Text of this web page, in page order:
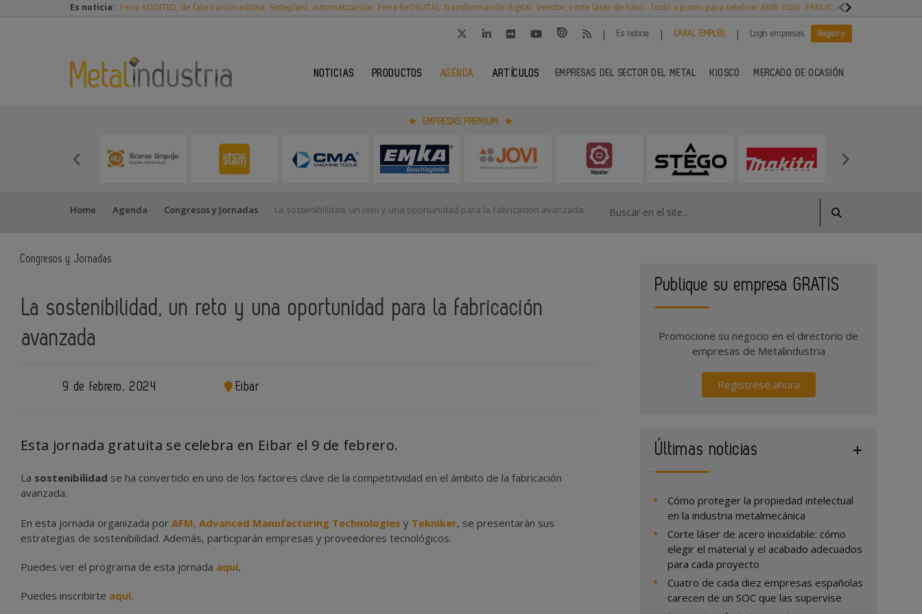
Es noticia: Feria ADDITED, de fabricación aditiva Sisteplant, automatización Feria BeDIGITAL: transformación digital Veedor, corte láser de tubo Todo a punto para celebrar AMB 2026 FANUC, colaboración con
| Es noticia | CANAL EMPLEO | Login empresas Registro
NOTICIAS PRODUCTOS AGENDA ARTÍCULOS EMPRESAS DEL SECTOR DEL METAL KIOSCO MERCADO DE OCASIÓN
EMPRESAS PREMIUM
Home Agenda Congresos y Jornadas La sostenibilidad, un reto y una oportunidad para la fabricación avanzada
Congresos y Jornadas
La sostenibilidad, un reto y una oportunidad para la fabricación
avanzada
9 de febrero, 2024 Eibar
Esta jornada gratuita se celebra en Eibar el 9 de febrero.
La sostenibilidad se ha convertido en uno de los factores clave de la competitividad en el ámbito de la fabricación
avanzada.
En esta jornada organizada por AFM, Advanced Manufacturing Technologies y Tekniker, se presentarán sus
estrategias de sostenibilidad. Además, participarán empresas y proveedores tecnológicos.
Puedes ver el programa de esta jornada aquí.
Puedes inscribirte aquí.
Publique su empresa GRATIS
Promocione su negocio en el directorio de
empresas de Metalindustria
Regístrese ahora
Últimas noticias
Cómo proteger la propiedad intelectual
en la industria metalmecánica
Corte láser de acero inoxidable: cómo
elegir el material y el acabado adecuados
para cada proyecto
Cuatro de cada diez empresas españolas
carecen de un SOC que las supervise